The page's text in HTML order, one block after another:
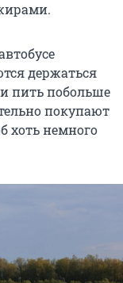
держаться
пить побольше
покупают
хоть немного